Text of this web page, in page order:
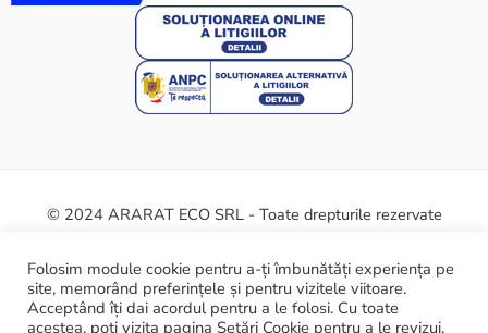
© 2024 ARARAT ECO SRL - Toate drepturile rezervate
Termeni și condiții Politica cookie Certificate și siguranță
ANPC
Folosim module cookie pentru a-ți îmbunătăți experiența pe
site, memorând preferințele și pentru vizitele viitoare.
Acceptând îți dai acordul pentru a le folosi. Cu toate
acestea, poți vizita pagina Setări Cookie pentru a le revizui.